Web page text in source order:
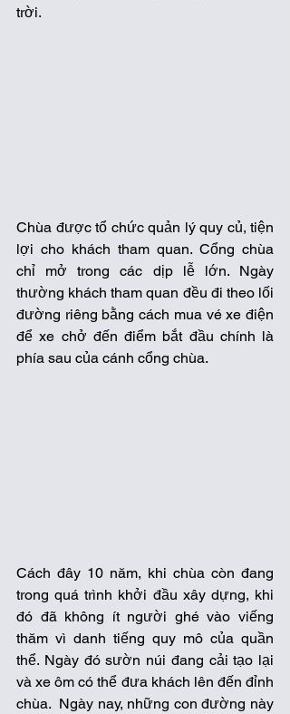
trời.
Chùa được tổ chức quản lý quy củ, tiện
lợi cho khách tham quan. Cổng chùa
chỉ mở trong các dịp lễ lớn. Ngày
thường khách tham quan đều đi theo lối
đường riêng bằng cách mua vé xe điện
để xe chở đến điểm bắt đầu chính là
phía sau của cánh cổng chùa.
Cách đây 10 năm, khi chùa còn đang
trong quá trình khởi đầu xây dựng, khi
đó đã không ít người ghé vào viếng
thăm vì danh tiếng quy mô của quần
thể. Ngày đó sườn núi đang cải tạo lại
và xe ôm có thể đưa khách lên đến đỉnh
chùa.  Ngày nay, những con đường này